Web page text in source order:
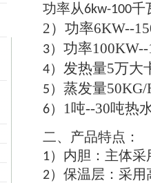
功率从6kw-100千
2） 功率6KW--
3） 功率
4） 发热量5万大
5） 蒸发量
6） 1吨--30吨热
二、 产品特点 ：
1） 内胆 ： 主体采
2） 保温层 ： 采用